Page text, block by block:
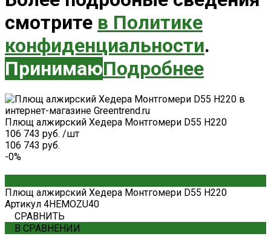
смотрите в Политике
конфиденциальности.
ПринимаюПодробнее
Плющ алжирский Хедера Монтгомери D55 H220
106 743 руб. /шт
106 743 руб.
-0%
Плющ алжирский Хедера Монтгомери D55 H220
Артикул 4HEMOZU40
СРАВНИТЬ
В СРАВНЕНИИ